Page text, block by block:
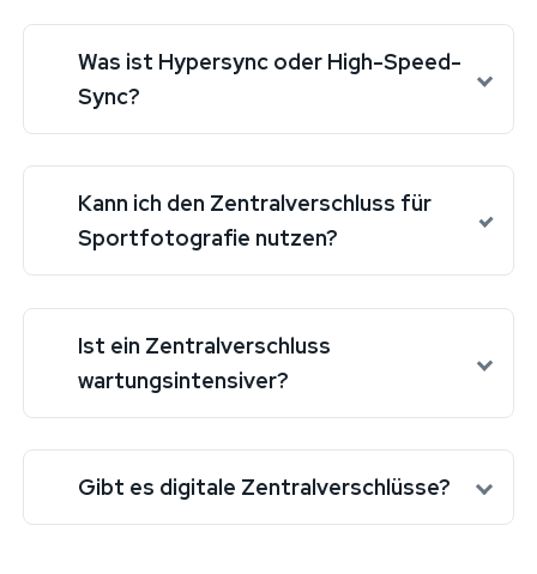
Was ist Hypersync oder High-Speed-
Sync?
Kann ich den Zentralverschluss für
Sportfotografie nutzen?
Ist ein Zentralverschluss
wartungsintensiver?
Gibt es digitale Zentralverschlüsse?